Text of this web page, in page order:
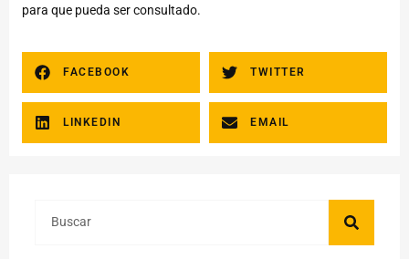
para que pueda ser consultado.
FACEBOOK TWITTER
LINKEDIN EMAIL